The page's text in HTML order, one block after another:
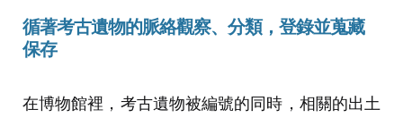
循著考古遺物的脈絡觀察、分類，登錄並蒐藏
保存
在博物館裡，考古遺物被編號的同時，相關的出土